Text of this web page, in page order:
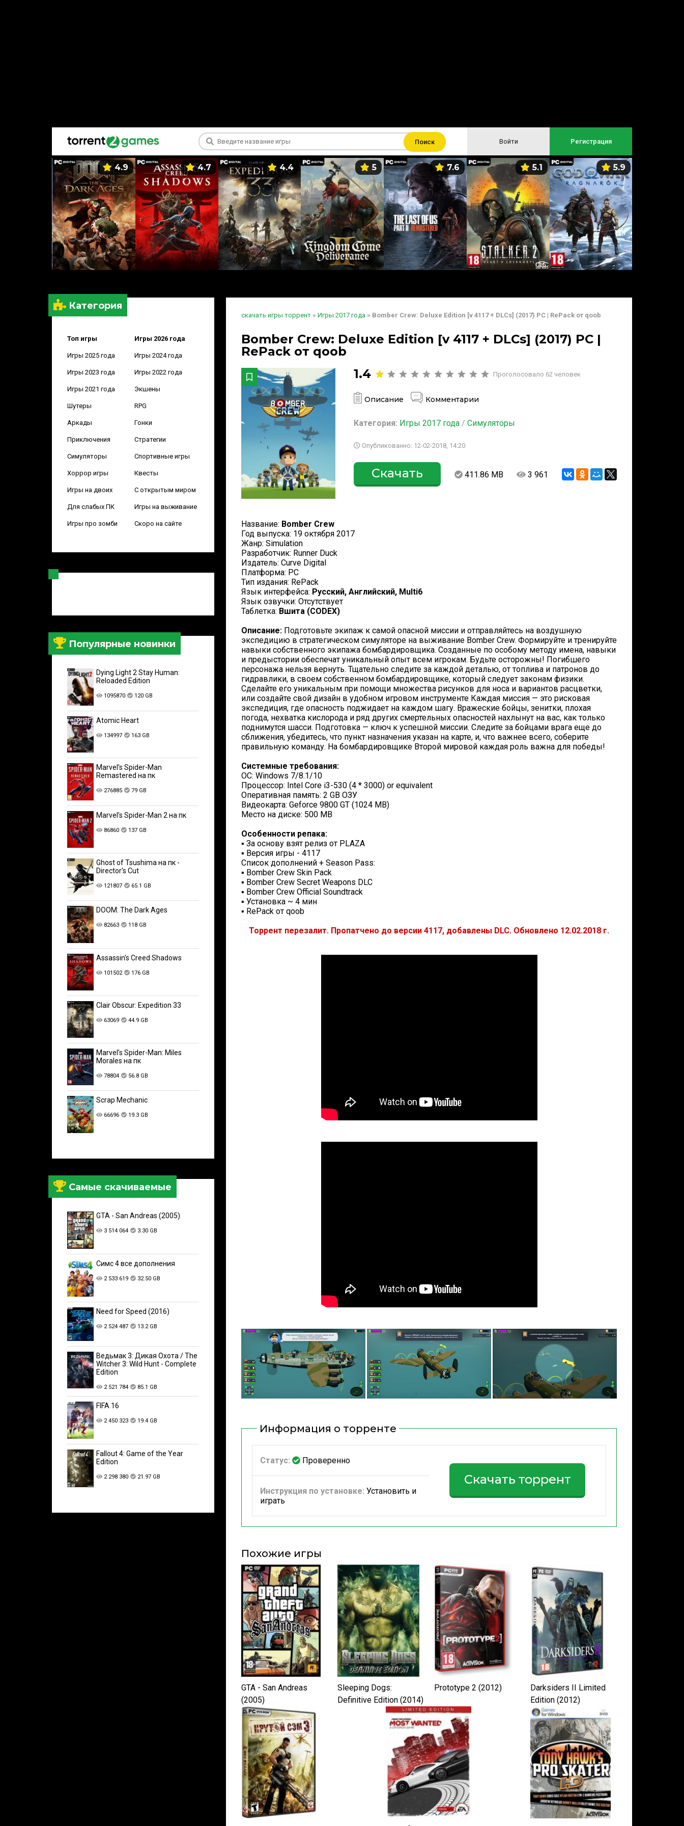
Поиск Войти Регистрация
4.9 4.7 4.4 5 7.6 5.1 5.9
Категория
Топ игры Игры 2026 года
Игры 2025 года Игры 2024 года
Игры 2023 года Игры 2022 года
Игры 2021 года Экшены
Шутеры RPG
Аркады Гонки
Приключения Стратегии
Симуляторы Спортивные игры
Хоррор игры Квесты
Игры на двоих С открытым миром
Для слабых ПК Игры на выживание
Игры про зомби Скоро на сайте
Популярные новинки
Dying Light 2 Stay Human:
Reloaded Edition
1095870 120 GB
Atomic Heart
134997 163 GB
Marvel’s Spider-Man
Remastered на пк
276885 79 GB
Marvel’s Spider-Man 2 на пк
86860 137 GB
Ghost of Tsushima на пк -
Director's Cut
121807 65.1 GB
DOOM: The Dark Ages
82663 118 GB
Assassin's Creed Shadows
101502 176 GB
Clair Obscur: Expedition 33
63069 44.9 GB
Marvel’s Spider-Man: Miles
Morales на пк
78804 56.8 GB
Scrap Mechanic
66696 19.3 GB
Самые скачиваемые
GTA - San Andreas (2005)
3 514 064 3.30 GB
Симс 4 все дополнения
2 533 619 32.50 GB
Need for Speed (2016)
2 524 487 13.2 GB
Ведьмак 3: Дикая Охота / The
Witcher 3: Wild Hunt - Complete
Edition
2 521 784 85.1 GB
FIFA 16
2 450 323 19.4 GB
Fallout 4: Game of the Year
Edition
2 298 380 21.97 GB
скачать игры торрент » Игры 2017 года » Bomber Crew: Deluxe Edition [v 4117 + DLCs] (2017) PC | RePack от qoob
Bomber Crew: Deluxe Edition [v 4117 + DLCs] (2017) PC |
RePack от qoob
1.4
Проголосовало 62 человек
Описание Комментарии
Категория: Игры 2017 года /Симуляторы
Опубликованно: 12-02-2018, 14:20
Скачать 411.86 MB 3 961
Название: Bomber Crew
Год выпуска: 19 октября 2017
Жанр: Simulation
Разработчик: Runner Duck
Издатель: Curve Digital
Платформа: PC
Тип издания: RePack
Язык интерфейса: Русский, Английский, Multi6
Язык озвучки: Отсутствует
Таблетка: Вшита (CODEX)
Описание: Подготовьте экипаж к самой опасной миссии и отправляйтесь на воздушную
экспедицию в стратегическом симуляторе на выживание Bomber Crew. Формируйте и тренируйте
навыки собственного экипажа бомбардировщика. Созданные по особому методу имена, навыки
и предыстории обеспечат уникальный опыт всем игрокам. Будьте осторожны! Погибшего
персонажа нельзя вернуть. Тщательно следите за каждой деталью, от топлива и патронов до
гидравлики, в своем собственном бомбардировщике, который следует законам физики.
Сделайте его уникальным при помощи множества рисунков для носа и вариантов расцветки,
или создайте свой дизайн в удобном игровом инструменте Каждая миссия — это рисковая
экспедиция, где опасность поджидает на каждом шагу. Вражеские бойцы, зенитки, плохая
погода, нехватка кислорода и ряд других смертельных опасностей нахлынут на вас, как только
поднимутся шасси. Подготовка — ключ к успешной миссии. Следите за бойцами врага еще до
сближения, убедитесь, что пункт назначения указан на карте, и, что важнее всего, соберите
правильную команду. На бомбардировщике Второй мировой каждая роль важна для победы!
Системные требования:
ОС: Windows 7/8.1/10
Процессор: Intel Core i3-530 (4 * 3000) or equivalent
Оперативная память: 2 GB ОЗУ
Видеокарта: Geforce 9800 GT (1024 MB)
Место на диске: 500 MB
Особенности репака:
▪ За основу взят релиз от PLAZA
▪ Версия игры - 4117
Список дополнений + Season Pass:
▪ Bomber Crew Skin Pack
▪ Bomber Crew Secret Weapons DLC
▪ Bomber Crew Official Soundtrack
▪ Установка ~ 4 мин
▪ RePack от qoob
Торрент перезалит. Пропатчено до версии 4117, добавлены DLC. Обновлено 12.02.2018 г.
Информация о торренте
Статус: Проверенно
Инструкция по установке: Установить и
играть
Скачать торрент
Похожие игры
GTA - San Andreas
(2005)
Sleeping Dogs:
Definitive Edition (2014)
Prototype 2 (2012)
Darksiders II Limited
Edition (2012)